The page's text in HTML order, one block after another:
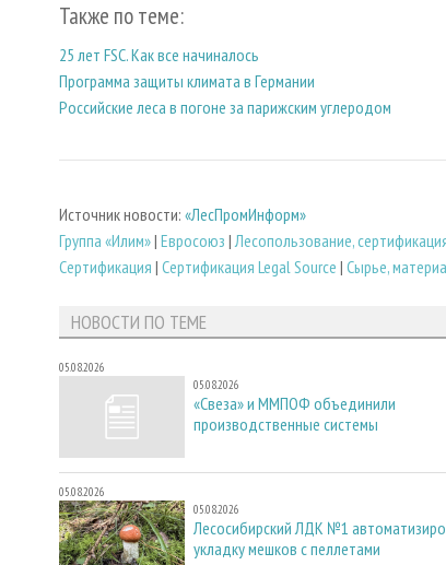
Также по теме:
25 лет FSC. Как все начиналось
Программа защиты климата в Германии
Российские леса в погоне за парижским углеродом
Источник новости: «ЛесПромИнформ»
Группа «Илим»| Евросоюз |Лесопользование,
Сертификация | Сертификация Legal Source | Сырье,
НОВОСТИ ПО ТЕМЕ
05.08.2026
05.08.2026
«Свеза» и ММПОФ объединили
производственные системы
05.08.2026
05.08.2026
Лесосибирский ЛДК №1
укладку мешков с пеллетами